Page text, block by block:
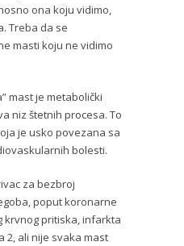
ona koju vidimo,
Treba da se
masti koju ne vidimo
mast je metabolički
niz štetnih procesa. To
je usko povezana sa
bolesti.
za bezbroj
poput koronarne
krvnog pritiska, infarkta
2, ali nije svaka mast